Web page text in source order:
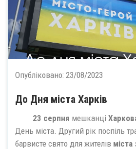
Опубліковано: 23/08/2023
До Дня міста Харків
23 серпня мешканці
День міста. Другий рік поспіль
барвисте свято для жителів міста